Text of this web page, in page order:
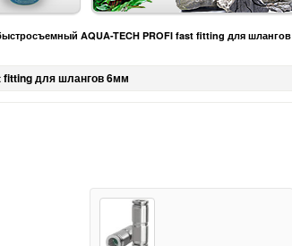
AQUA-TECH PROFI fast fitting для шлангов
fitting для шлангов 6мм